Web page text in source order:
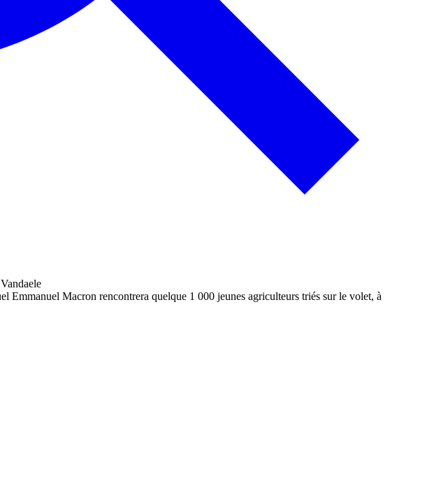
Emmanuel Macron rencontrera quelque 1 000 jeunes agriculteurs triés sur le volet, à